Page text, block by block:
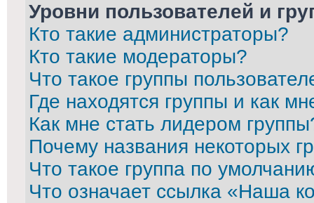
Уровни пользователей и
Кто такие администраторы?
Кто такие модераторы?
Что такое группы
Где находятся группы и как
Как мне стать лидером
Почему названия некоторых
Что такое группа по
Что означает ссылка «Наша